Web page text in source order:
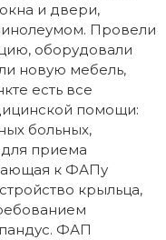
и двери,
Провели
оборудовали
новую мебель,
есть все
помощи:
больных,
приема
к ФАПу
крыльца,
ФАП